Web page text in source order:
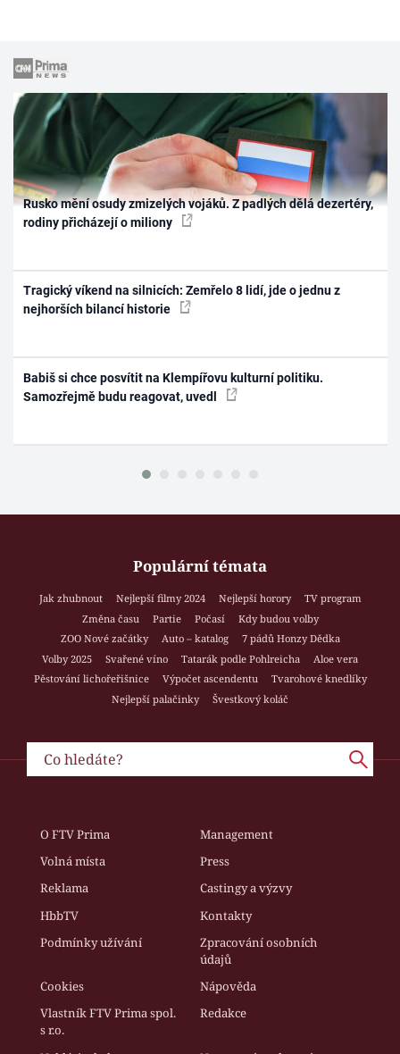
Rusko mění osudy zmizelých vojáků. Z padlých dělá dezertéry,
rodiny přicházejí o miliony
Tragický víkend na silnicích: Zemřelo 8 lidí, jde o jednu z
nejhorších bilancí historie
Babiš si chce posvítit na Klempířovu kulturní politiku.
Samozřejmě budu reagovat, uvedl
Populární témata
Jak zhubnout Nejlepší filmy 2024 Nejlepší horory
TV program
Změna času
Partie Počasí
Kdy budou volby
ZOO Nové začátky
Auto – katalog
7 pádů Honzy Dědka
Volby 2025
Svařené víno Tatarák podle Pohlreicha
Aloe vera
Pěstování lichořeřišnice
Výpočet ascendentu
Tvarohové knedlíky
Nejlepší palačinky
Švestkový koláč
O FTV Prima
Management
Volná místa
Press
Reklama
Castingy a výzvy
HbbTV
Kontakty
Podmínky užívání
Zpracování osobních
údajů
Cookies
Nápověda
Vlastník FTV Prima spol.
s r.o.
Redakce